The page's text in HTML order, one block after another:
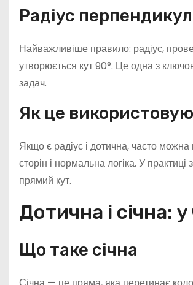
Радіус
Найважливіше правило: радіус,
утворюється кут 90°. Це одна з
задач.
Як це
Якщо є радіус і дотична, часто
сторін і нормальна логіка. У
прямий кут.
Дотична і січна:
Що таке січна